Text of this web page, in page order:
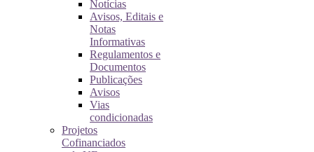
Notícias
Avisos, Editais e
Notas
Informativas
Regulamentos e
Documentos
Publicações
Avisos
Vias
condicionadas
Projetos
Cofinanciados